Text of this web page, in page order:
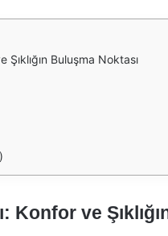
Buluşma Noktası
Konfor ve